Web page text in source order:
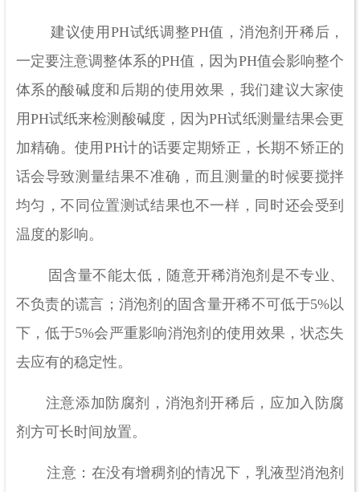
建议使用PH试纸调整PH值，消泡剂开稀后，
一定要注意调整体系的PH值，因为PH值会影响整个
体系的酸碱度和后期的使用效果，我们建议大家使
用PH试纸来检测酸碱度，因为PH试纸测量结果会更
加精确。使用PH计的话要定期矫正，长期不矫正的
话会导致测量结果不准确，而且测量的时候要搅拌
均匀，不同位置测试结果也不一样，同时还会受到
温度的影响。
固含量不能太低，随意开稀消泡剂是不专业、
不负责的谎言；消泡剂的固含量开稀不可低于5%以
下，低于5%会严重影响消泡剂的使用效果，状态失
去应有的稳定性。
注意添加防腐剂，消泡剂开稀后，应加入防腐
剂方可长时间放置。
注意：在没有增稠剂的情况下，乳液型消泡剂